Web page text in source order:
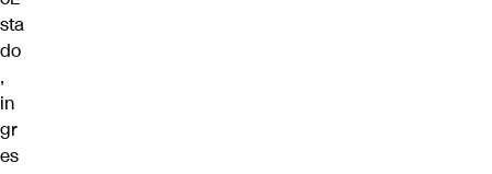
sta
do
,
in
gr
es